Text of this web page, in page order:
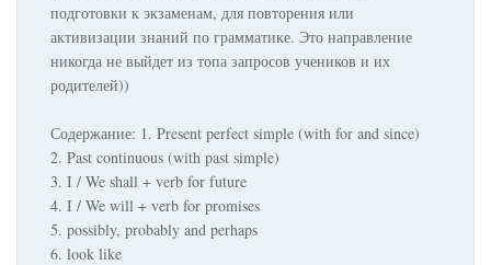
подготовки к экзаменам, для повторения или
активизации знаний по грамматике. Это направление
никогда не выйдет из топа запросов учеников и их
родителей))
Содержание: 1. Present perfect simple (with for and since)
2. Past continuous (with past simple)
3. I / We shall + verb for future
4. I / We will + verb for promises
5. possibly, probably and perhaps
6. look like